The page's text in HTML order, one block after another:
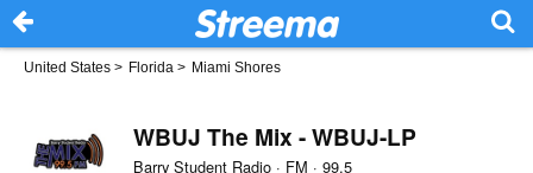
United States > Florida > Miami Shores
WBUJ The Mix - WBUJ-LP
Barry Student Radio · FM · 99.5